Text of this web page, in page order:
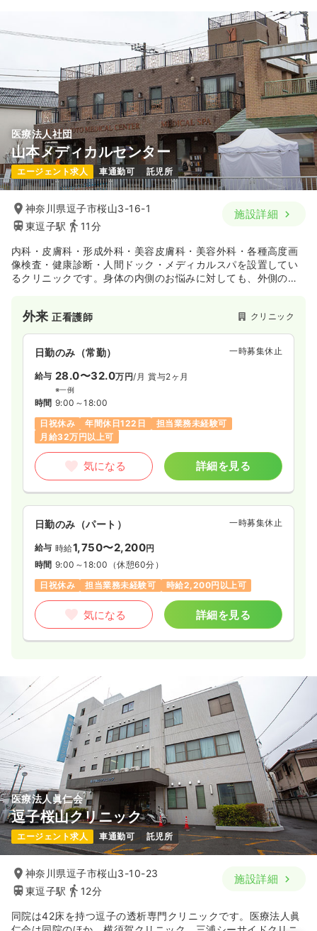
医療法人社団
山本メディカルセンター
エージェント求人 車通勤可 託児所
神奈川県逗子市桜山3-16-1
東逗子駅
11分
施設詳細
内科・皮膚科・形成外科・美容皮膚科・美容外科・各種高度画
像検査・健康診断・人間ドック・メディカルスパを設置してい
るクリニックです。身体の内側のお悩みに対しても、外側のお
外来正看護師 クリニック
日勤のみ（常勤） 一時募集休止
給与 28.0〜32.0万円/月 賞与2ヶ月
※一例
時間 9:00～18:00
日祝休み
年間休日122日
担当業務未経験可
月給32万円以上可
気になる 詳細を見る
日勤のみ（パート） 一時募集休止
給与 時給1,750〜2,200円
時間 9:00～18:00 （休憩60分）
日祝休み
担当業務未経験可 時給2,200円以上可
気になる 詳細を見る
医療法人眞仁会
逗子桜山クリニック
エージェント求人 車通勤可 託児所
神奈川県逗子市桜山3-10-23
東逗子駅
12分
施設詳細
同院は42床を持つ逗子の透析専門クリニックです。医療法人眞